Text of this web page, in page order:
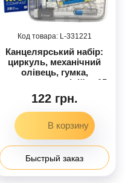
331221
Канцелярський набір:
циркуль, механічний
олівець, гумка,
транспортир, лінійка 15
см, трикутник 60ʼ,
трикутник 45ʼ. Тубус із
запасними грифелями
до олівця. (СИНІЙ)
122 грн.
Быстрый заказ